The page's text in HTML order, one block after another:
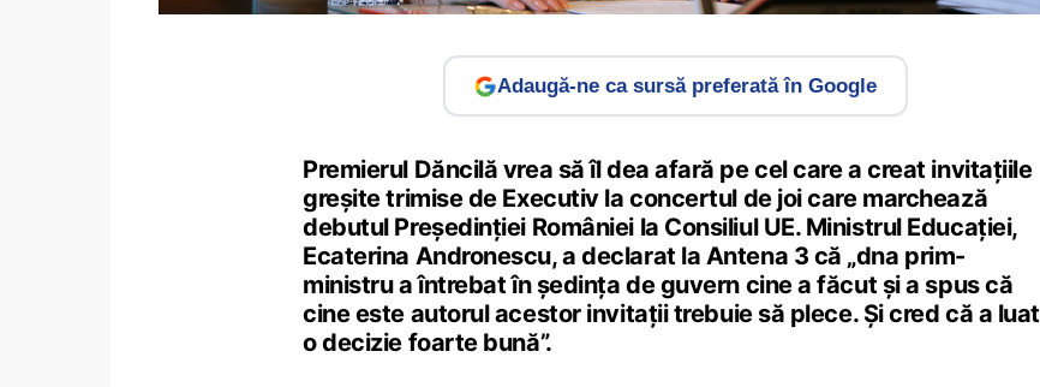
Adaugă-ne ca sursă preferată în Google
Premierul Dăncilă vrea să îl dea afară pe cel care a creat invitațiile
greșite trimise de Executiv la concertul de joi care marchează
debutul Președinției României la Consiliul UE. Ministrul Educației,
Ecaterina Andronescu, a declarat la Antena 3 că „dna prim-
ministru a întrebat în ședința de guvern cine a făcut și a spus că
cine este autorul acestor invitații trebuie să plece. Și cred că a luat
o decizie foarte bună”.